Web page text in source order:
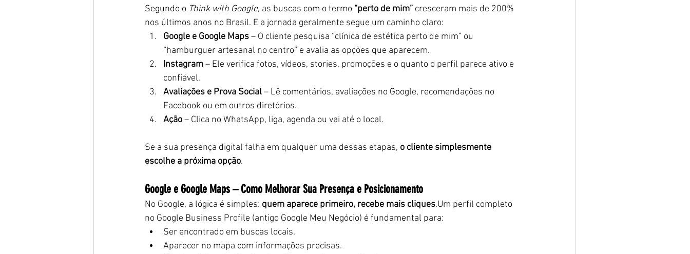
Segundo o Think with Google, as buscas com o termo “perto de mim” cresceram mais de 200%
nos últimos anos no Brasil. E a jornada geralmente segue um caminho claro:
Google e Google Maps – O cliente pesquisa “clínica de estética perto de mim” ou
“hamburguer artesanal no centro” e avalia as opções que aparecem.
Instagram – Ele verifica fotos, vídeos, stories, promoções e o quanto o perfil parece ativo e
confiável.
Avaliações e Prova Social – Lê comentários, avaliações no Google, recomendações no
Facebook ou em outros diretórios.
Ação – Clica no WhatsApp, liga, agenda ou vai até o local.
Se a sua presença digital falha em qualquer uma dessas etapas, o cliente simplesmente
escolhe a próxima opção.
Google e Google Maps – Como Melhorar Sua Presença e Posicionamento
No Google, a lógica é simples: quem aparece primeiro, recebe mais cliques.Um perfil completo
no Google Business Profile (antigo Google Meu Negócio) é fundamental para:
Ser encontrado em buscas locais.
Aparecer no mapa com informações precisas.